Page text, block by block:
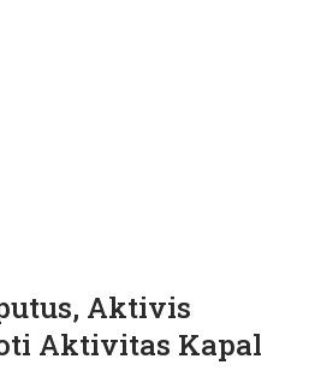
Aktivis
Aktivitas Kapal